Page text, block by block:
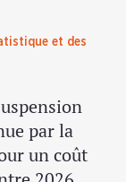
et des
par la
un coût